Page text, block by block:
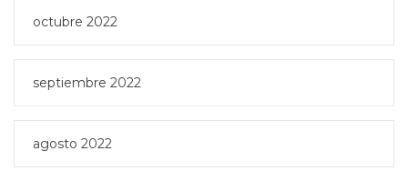
octubre 2022
septiembre 2022
agosto 2022